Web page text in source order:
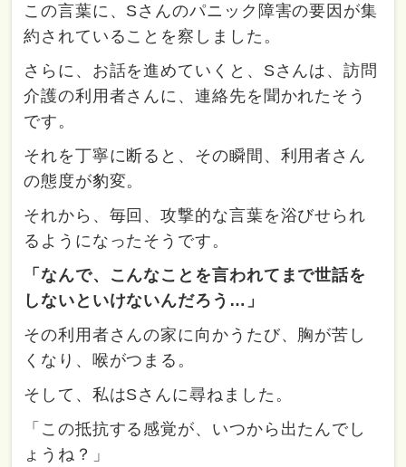
この言葉に、Sさんのパニック障害の要因が集
約されていることを察しました。
さらに、お話を進めていくと、Sさんは、訪問
介護の利用者さんに、連絡先を聞かれたそう
です。
それを丁寧に断ると、その瞬間、利用者さん
の態度が豹変。
それから、毎回、攻撃的な言葉を浴びせられ
るようになったそうです。
「なんで、こんなことを言われてまで世話を
しないといけないんだろう…」
その利用者さんの家に向かうたび、胸が苦し
くなり、喉がつまる。
そして、私はSさんに尋ねました。
「この抵抗する感覚が、いつから出たんでし
ょうね？」